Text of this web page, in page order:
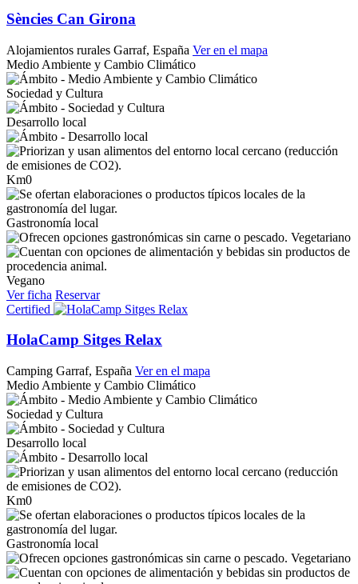
Sències Can Girona
Alojamientos rurales Garraf, España Ver en el mapa
Medio Ambiente y Cambio Climático
Sociedad y Cultura
Desarrollo local
Km0
Gastronomía local
Vegetariano
Vegano
Ver ficha Reservar
Certified
HolaCamp Sitges Relax
Camping Garraf, España Ver en el mapa
Medio Ambiente y Cambio Climático
Sociedad y Cultura
Desarrollo local
Km0
Gastronomía local
Vegetariano